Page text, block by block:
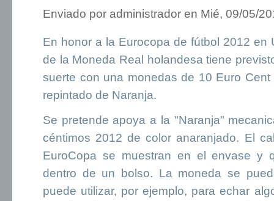
Enviado por administrador en Mié, 09/05/
En honor a la Eurocopa de fútbol 2012 en
de la Moneda Real holandesa tiene
suerte con una monedas de 10 Euro
repintado de Naranja.
Se pretende apoya a la "Naranja"
céntimos 2012 de color anaranjado. El
EuroCopa se muestran en el envase y
dentro de un bolso. La moneda se
puede utilizar, por ejemplo, para echar